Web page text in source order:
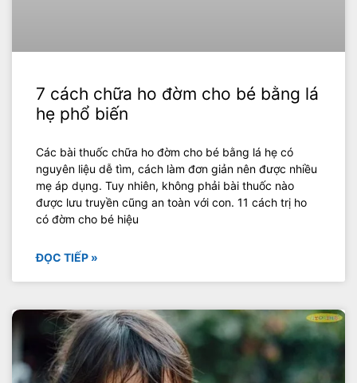
7 cách chữa ho đờm cho bé bằng lá
hẹ phổ biến
Các bài thuốc chữa ho đờm cho bé bằng lá hẹ có
nguyên liệu dễ tìm, cách làm đơn giản nên được nhiều
mẹ áp dụng. Tuy nhiên, không phải bài thuốc nào
được lưu truyền cũng an toàn với con. 11 cách trị ho
có đờm cho bé hiệu
ĐỌC TIẾP »